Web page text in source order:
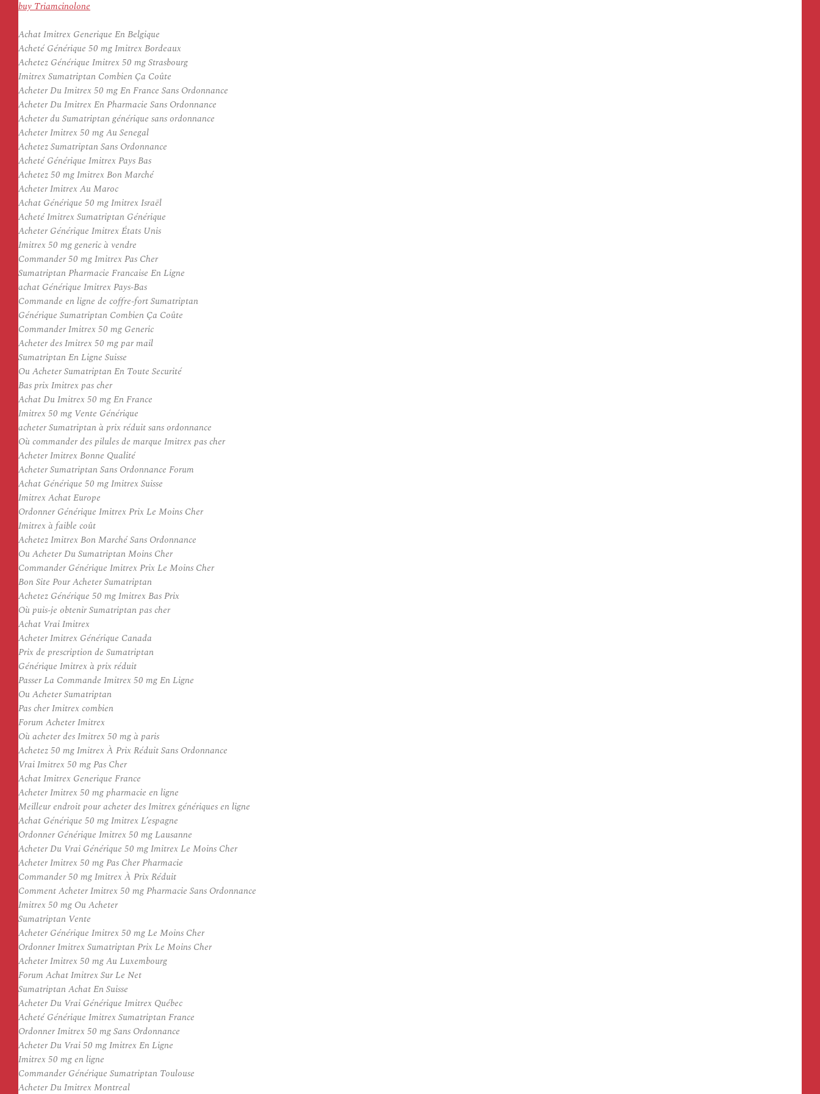
buy Triamcinolone
Achat Imitrex Generique En Belgique
Acheté Générique 50 mg Imitrex Bordeaux
Achetez Générique Imitrex 50 mg Strasbourg
Imitrex Sumatriptan Combien Ça Coûte
Acheter Du Imitrex 50 mg En France Sans Ordonnance
Acheter Du Imitrex En Pharmacie Sans Ordonnance
Acheter du Sumatriptan générique sans ordonnance
Acheter Imitrex 50 mg Au Senegal
Achetez Sumatriptan Sans Ordonnance
Acheté Générique Imitrex Pays Bas
Achetez 50 mg Imitrex Bon Marché
Acheter Imitrex Au Maroc
Achat Générique 50 mg Imitrex Israël
Acheté Imitrex Sumatriptan Générique
Acheter Générique Imitrex États Unis
Imitrex 50 mg generic à vendre
Commander 50 mg Imitrex Pas Cher
Sumatriptan Pharmacie Francaise En Ligne
achat Générique Imitrex Pays-Bas
Commande en ligne de coffre-fort Sumatriptan
Générique Sumatriptan Combien Ça Coûte
Commander Imitrex 50 mg Generic
Acheter des Imitrex 50 mg par mail
Sumatriptan En Ligne Suisse
Ou Acheter Sumatriptan En Toute Securité
Bas prix Imitrex pas cher
Achat Du Imitrex 50 mg En France
Imitrex 50 mg Vente Générique
acheter Sumatriptan à prix réduit sans ordonnance
Où commander des pilules de marque Imitrex pas cher
Acheter Imitrex Bonne Qualité
Acheter Sumatriptan Sans Ordonnance Forum
Achat Générique 50 mg Imitrex Suisse
Imitrex Achat Europe
Ordonner Générique Imitrex Prix Le Moins Cher
Imitrex à faible coût
Achetez Imitrex Bon Marché Sans Ordonnance
Ou Acheter Du Sumatriptan Moins Cher
Commander Générique Imitrex Prix Le Moins Cher
Bon Site Pour Acheter Sumatriptan
Achetez Générique 50 mg Imitrex Bas Prix
Où puis-je obtenir Sumatriptan pas cher
Achat Vrai Imitrex
Acheter Imitrex Générique Canada
Prix de prescription de Sumatriptan
Générique Imitrex à prix réduit
Passer La Commande Imitrex 50 mg En Ligne
Ou Acheter Sumatriptan
Pas cher Imitrex combien
Forum Acheter Imitrex
Où acheter des Imitrex 50 mg à paris
Achetez 50 mg Imitrex À Prix Réduit Sans Ordonnance
Vrai Imitrex 50 mg Pas Cher
Achat Imitrex Generique France
Acheter Imitrex 50 mg pharmacie en ligne
Meilleur endroit pour acheter des Imitrex génériques en ligne
Achat Générique 50 mg Imitrex L’espagne
Ordonner Générique Imitrex 50 mg Lausanne
Acheter Du Vrai Générique 50 mg Imitrex Le Moins Cher
Acheter Imitrex 50 mg Pas Cher Pharmacie
Commander 50 mg Imitrex À Prix Réduit
Comment Acheter Imitrex 50 mg Pharmacie Sans Ordonnance
Imitrex 50 mg Ou Acheter
Sumatriptan Vente
Acheter Générique Imitrex 50 mg Le Moins Cher
Ordonner Imitrex Sumatriptan Prix Le Moins Cher
Acheter Imitrex 50 mg Au Luxembourg
Forum Achat Imitrex Sur Le Net
Sumatriptan Achat En Suisse
Acheter Du Vrai Générique Imitrex Québec
Acheté Générique Imitrex Sumatriptan France
Ordonner Imitrex 50 mg Sans Ordonnance
Acheter Du Vrai 50 mg Imitrex En Ligne
Imitrex 50 mg en ligne
Commander Générique Sumatriptan Toulouse
Acheter Du Imitrex Montreal